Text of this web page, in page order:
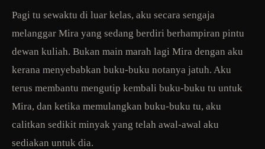
Pagi tu sewaktu di luar kelas, aku secara sengaja
melanggar Mira yang sedang berdiri berhampiran pintu
dewan kuliah. Bukan main marah lagi Mira dengan aku
kerana menyebabkan buku-buku notanya jatuh. Aku
terus membantu mengutip kembali buku-buku tu untuk
Mira, dan ketika memulangkan buku-buku tu, aku
calitkan sedikit minyak yang telah awal-awal aku
sediakan untuk dia.